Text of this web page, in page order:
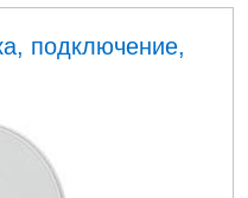
подключение,